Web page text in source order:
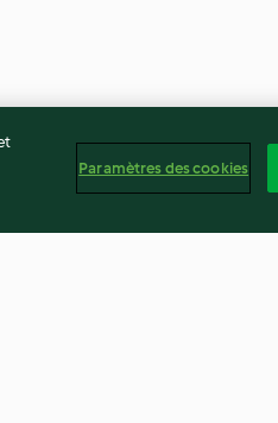
Paramètres des cookies